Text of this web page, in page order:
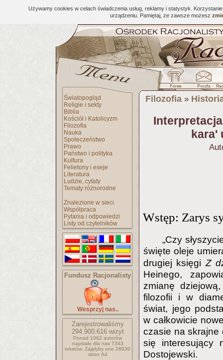
Używamy cookies w celach świadczenia usług, reklamy i statystyk.
urządzeniu. Pamiętaj, że zawsze możesz
Światopogląd
Religie i sekty
Biblia
Kościół i Katolicyzm
Filozofia
Nauka
Społeczeństwo
Prawo
Państwo i polityka
Kultura
Felietony i eseje
Literatura
Ludzie, cytaty
Tematy różnorodne
Znalezione w sieci
Współpraca
Pytania i odpowiedzi
Listy od czytelników
Fundusz Racjonalisty
Wesprzyj nas..
Zarejestrowaliśmy
294.900.616wizyt
Ponad 1062 autorów
napisało dla nas 7343
tekstów. Zajęłyby one 28930
stron A4
Filozofia »
kara'
Wstęp: Zarys
„Czy
święte oleje
drugiej księgi Z
Heinego,
zmianę
filozofii i w
świat, jego
w całkowicie
czasie na skrajne
się interesujący
Dostojewski.